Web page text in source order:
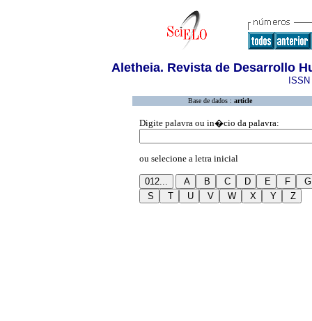
Aletheia. Revista de Desarrollo
Base de dados : article
Digite palavra ou in�cio da palavra:
ou selecione a letra inicial